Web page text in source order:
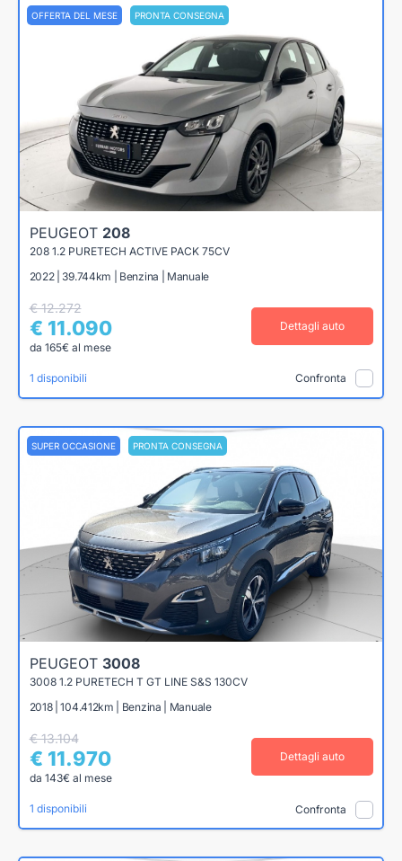
OFFERTA DEL MESE PRONTA CONSEGNA
PEUGEOT 208
208 1.2 PURETECH ACTIVE PACK 75CV
2022 | 39.744km | Benzina | Manuale
€ 12.272
€ 11.090
da 165€ al mese
Dettagli auto
1 disponibili Confronta
SUPER OCCASIONE PRONTA CONSEGNA
PEUGEOT 3008
3008 1.2 PURETECH T GT LINE S&S 130CV
2018 | 104.412km | Benzina | Manuale
€ 13.104
€ 11.970
da 143€ al mese
Dettagli auto
1 disponibili Confronta